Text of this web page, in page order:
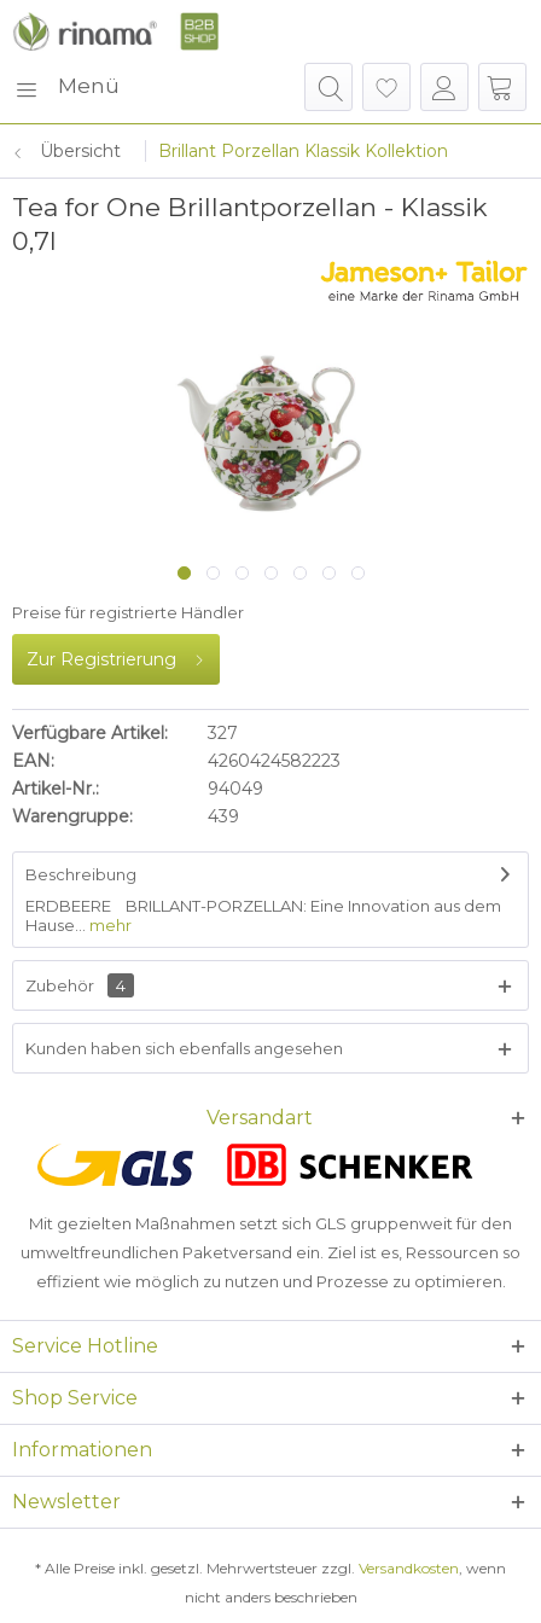
Menü
Übersicht Brillant Porzellan Klassik Kollektion
Tea for One Brillantporzellan - Klassik
0,7l
Preise für registrierte Händler
Zur Registrierung
Verfügbare Artikel:
327
EAN:
4260424582223
Artikel-Nr.:
94049
Warengruppe:
439
Beschreibung
ERDBEERE BRILLANT-PORZELLAN: Eine Innovation aus dem
Hause...
mehr
Zubehör 4
Kunden haben sich ebenfalls angesehen
Versandart
Mit gezielten Maßnahmen setzt sich GLS gruppenweit für den
umweltfreundlichen Paketversand ein. Ziel ist es, Ressourcen so
effizient wie möglich zu nutzen und Prozesse zu optimieren.
Service Hotline
Shop Service
Informationen
Newsletter
* Alle Preise inkl. gesetzl. Mehrwertsteuer zzgl. Versandkosten, wenn
nicht anders beschrieben